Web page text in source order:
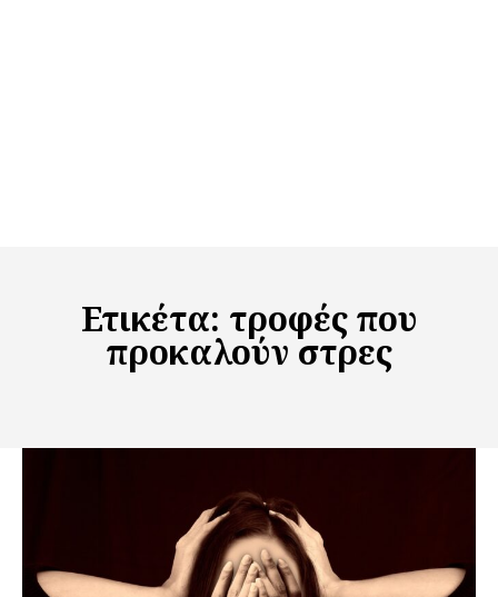
Ετικέτα: τροφές που
προκαλούν στρες